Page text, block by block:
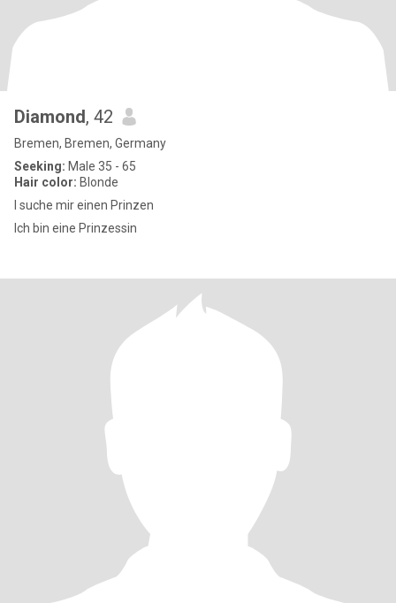
Diamond, 42
Bremen, Bremen, Germany
Seeking: Male 35 - 65
Hair color: Blonde
I suche mir einen Prinzen
Ich bin eine Prinzessin